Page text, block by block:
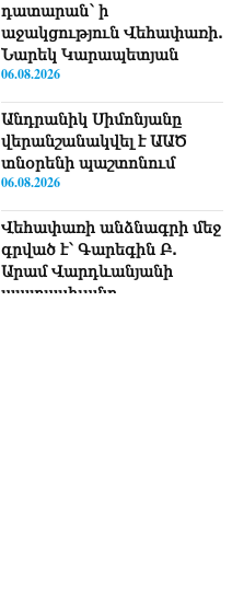
դատարան՝ ի
աջակցություն Վեհափառի.
Նարեկ Կարապետյան
06.08.2026
Անդրանիկ Սիմոնյանը
վերանշանակվել է ԱԱԾ
տնօրենի պաշտոնում
06.08.2026
Վեհափառի անձնագրի մեջ
գրված է՝ Գարեգին Բ.
Արամ Վարդևանյանի
պատասխանը